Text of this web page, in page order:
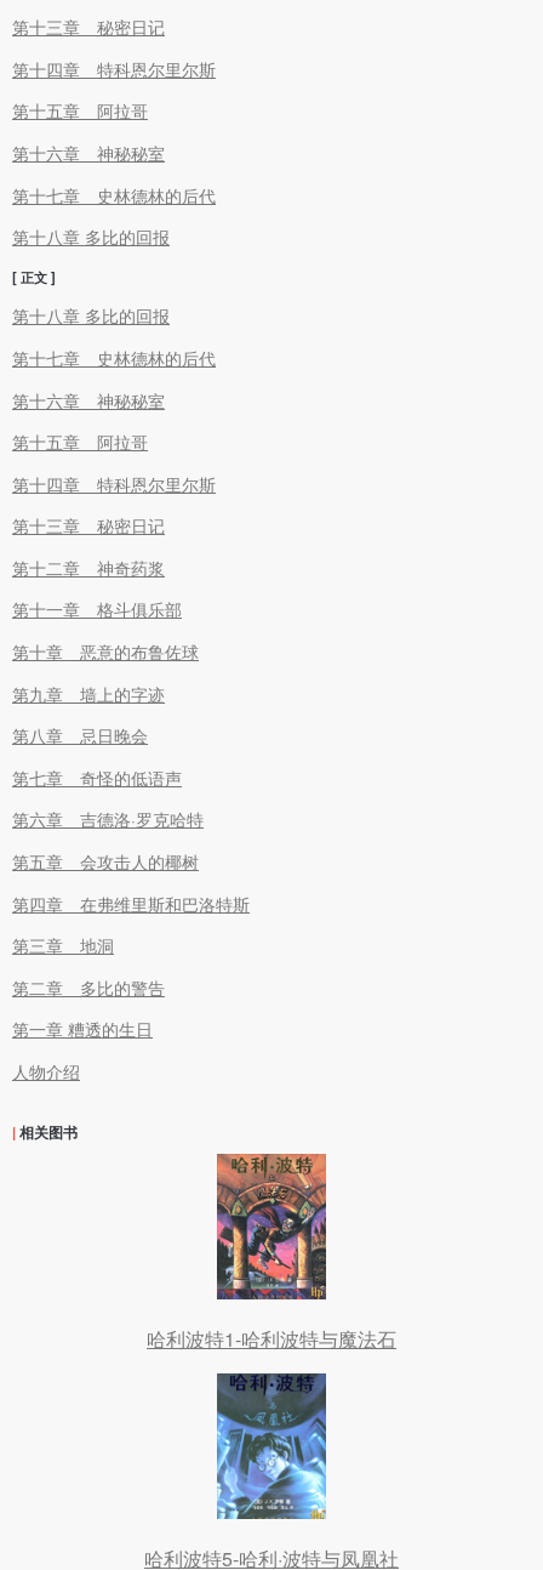
第十三章 秘密日记
第十四章 特科恩尔里尔斯
第十五章 阿拉哥
第十六章 神秘秘室
第十七章 史林德林的后代
第十八章 多比的回报
[ 正文 ]
第十八章 多比的回报
第十七章 史林德林的后代
第十六章 神秘秘室
第十五章 阿拉哥
第十四章 特科恩尔里尔斯
第十三章 秘密日记
第十二章 神奇药浆
第十一章 格斗俱乐部
第十章 恶意的布鲁佐球
第九章 墙上的字迹
第八章 忌日晚会
第七章 奇怪的低语声
第六章 吉德洛·罗克哈特
第五章 会攻击人的椰树
第四章 在弗维里斯和巴洛特斯
第三章 地洞
第二章 多比的警告
第一章 糟透的生日
人物介绍
|相关图书
哈利波特1-哈利波特与魔法石
哈利波特5-哈利·波特与凤凰社